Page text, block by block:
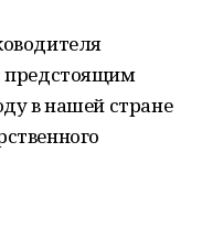
предстоящим
в нашей стране